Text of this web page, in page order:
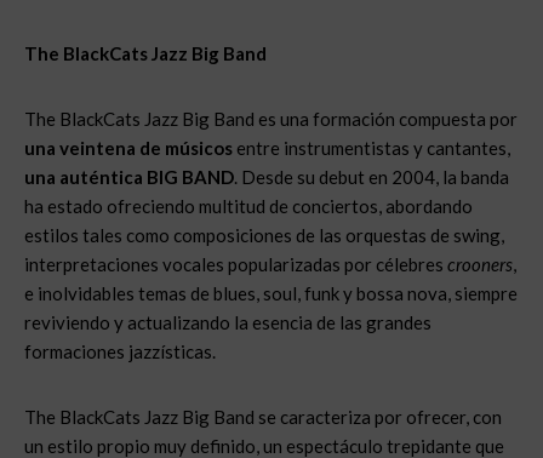
The BlackCats Jazz Big Band
The BlackCats Jazz Big Band es una formación compuesta por
una veintena de músicos entre instrumentistas y cantantes,
una auténtica BIG BAND. Desde su debut en 2004, la banda
ha estado ofreciendo multitud de conciertos, abordando
estilos tales como composiciones de las orquestas de swing,
interpretaciones vocales popularizadas por célebres crooners,
e inolvidables temas de blues, soul, funk y bossa nova, siempre
reviviendo y actualizando la esencia de las grandes
formaciones jazzísticas.
The BlackCats Jazz Big Band se caracteriza por ofrecer, con
un estilo propio muy definido, un espectáculo trepidante que